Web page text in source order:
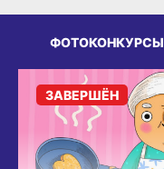
ФОТОКОНКУРСЫ
ЗАВЕРШЁН